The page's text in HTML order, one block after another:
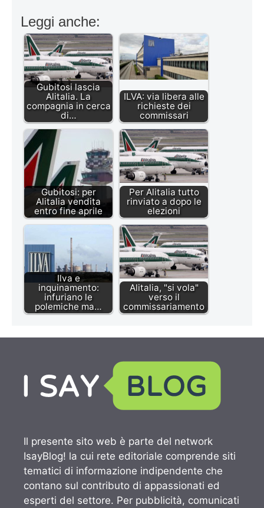
Leggi anche:
Gubitosi lascia
Alitalia. La
compagnia in cerca
di…
ILVA: via libera alle
richieste dei
commissari
Gubitosi: per
Alitalia vendita
entro fine aprile
Per Alitalia tutto
rinviato a dopo le
elezioni
Ilva e
inquinamento:
infuriano le
polemiche ma…
Alitalia, "si vola"
verso il
commissariamento
Il presente sito web è parte del network
IsayBlog! la cui rete editoriale comprende siti
tematici di informazione indipendente che
contano sul contributo di appassionati ed
esperti del settore. Per pubblicità, comunicati